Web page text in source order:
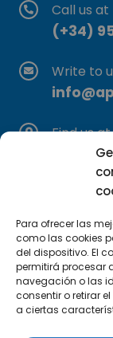
Para ofrecer las
como las cookies
del dispositivo. El
permitirá procesar
navegación o las
consentir o retirar
a ciertas
Call us at
(+34)
Write to
Find us at
C/
29590